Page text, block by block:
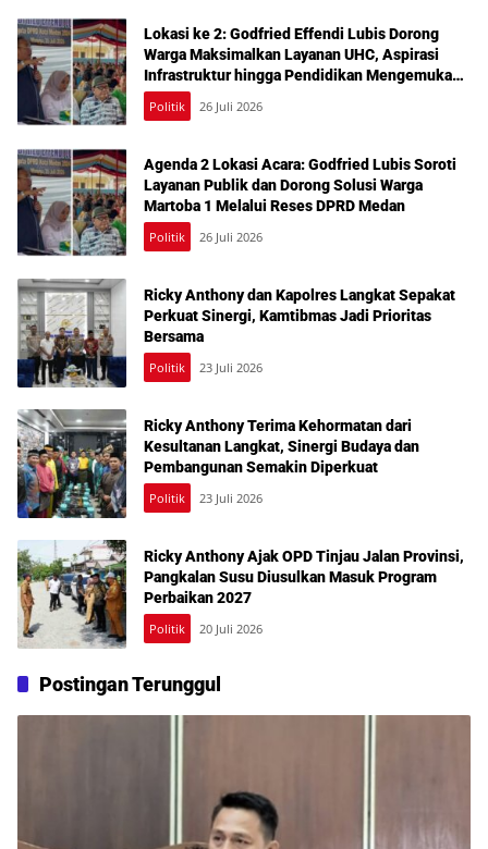
Lokasi ke 2: Godfried Effendi Lubis Dorong
Warga Maksimalkan Layanan UHC, Aspirasi
Infrastruktur hingga Pendidikan Mengemuka
dalam Reses Medan Amplas
Politik 26 Juli 2026
Agenda 2 Lokasi Acara: Godfried Lubis Soroti
Layanan Publik dan Dorong Solusi Warga
Martoba 1 Melalui Reses DPRD Medan
Politik 26 Juli 2026
Ricky Anthony dan Kapolres Langkat Sepakat
Perkuat Sinergi, Kamtibmas Jadi Prioritas
Bersama
Politik 23 Juli 2026
Ricky Anthony Terima Kehormatan dari
Kesultanan Langkat, Sinergi Budaya dan
Pembangunan Semakin Diperkuat
Politik 23 Juli 2026
Ricky Anthony Ajak OPD Tinjau Jalan Provinsi,
Pangkalan Susu Diusulkan Masuk Program
Perbaikan 2027
Politik 20 Juli 2026
Postingan Terunggul